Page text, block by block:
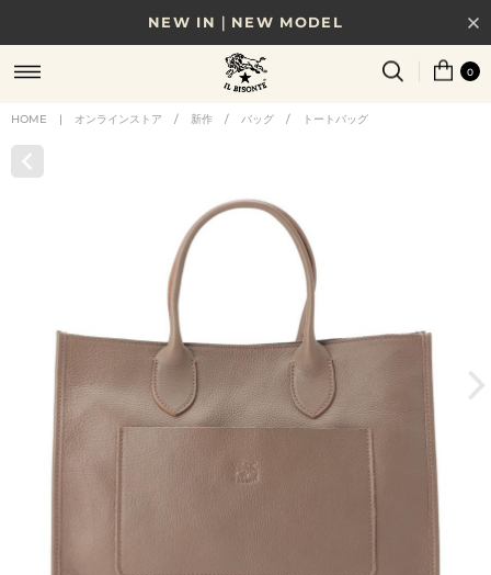
NEW IN｜NEW MODEL
8/17(月)10時まで｜税込11,000円以上で送料無料
贈る相手やシーンから選べる、新しいギフトガイド
0
HOME | オンラインストア / 新作 / バッグ / トートバッグ